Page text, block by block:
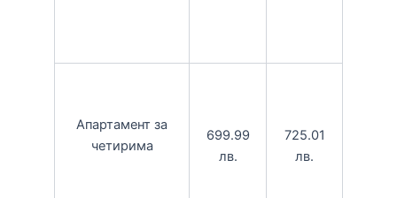
Апартамент за
четирима
699.99
лв.
725.01
лв.